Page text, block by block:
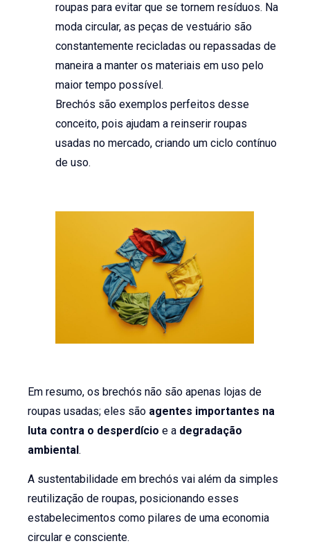
roupas para evitar que se tornem resíduos. Na
moda circular, as peças de vestuário são
constantemente recicladas ou repassadas de
maneira a manter os materiais em uso pelo
maior tempo possível.
Brechós são exemplos perfeitos desse
conceito, pois ajudam a reinserir roupas
usadas no mercado, criando um ciclo contínuo
de uso.
Em resumo, os brechós não são apenas lojas de
roupas usadas; eles são agentes importantes na
luta contra o desperdícioe a degradação
ambiental.
A sustentabilidade em brechós vai além da simples
reutilização de roupas, posicionando esses
estabelecimentos como pilares de uma economia
circular e consciente.